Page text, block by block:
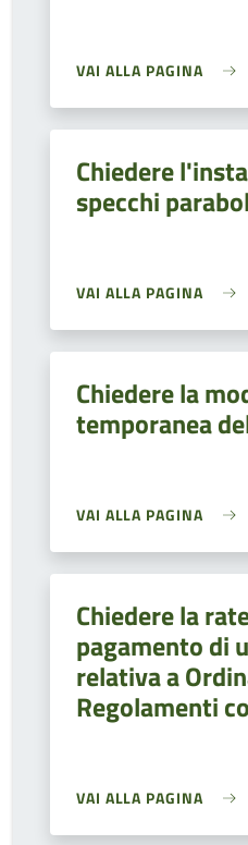
VAI ALLA PAGINA
Chiedere
specchi
VAI ALLA PAGINA
Chiedere la
temporanea
VAI ALLA PAGINA
Chiedere la
pagamento di
relativa a
Regolamenti
VAI ALLA PAGINA